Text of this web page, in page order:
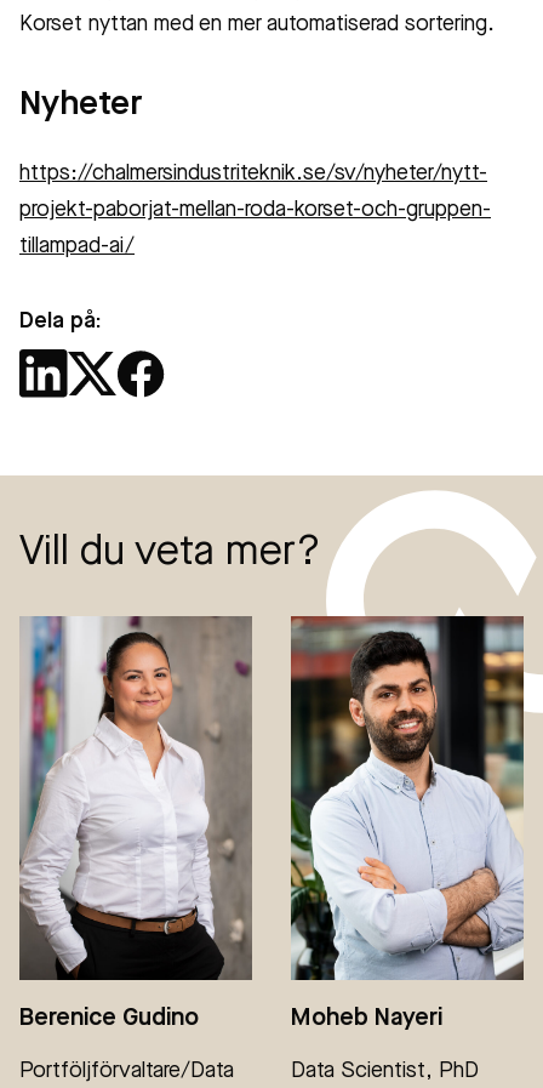
Korset nyttan med en mer automatiserad sortering.
Nyheter
https://chalmersindustriteknik.se/sv/nyheter/nytt-
projekt-paborjat-mellan-roda-korset-och-gruppen-
tillampad-ai/
Dela på:
Vill du veta mer?
Berenice Gudino
Portföljförvaltare/Data
Moheb Nayeri
Data Scientist, PhD